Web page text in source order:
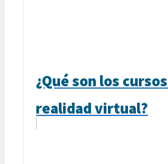
¿Qué son los
realidad virtual?